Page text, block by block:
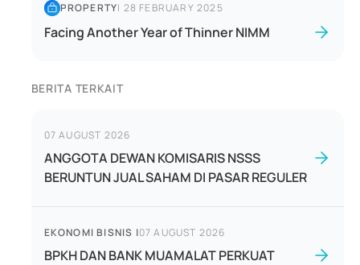
PROPERTY| 28 FEBRUARY 2025
Facing Another Year of Thinner NIMM
BERITA TERKAIT
07 AUGUST 2026
ANGGOTA DEWAN KOMISARIS NSSS
BERUNTUN JUAL SAHAM DI PASAR REGULER
EKONOMI BISNIS |07 AUGUST 2026
BPKH DAN BANK MUAMALAT PERKUAT